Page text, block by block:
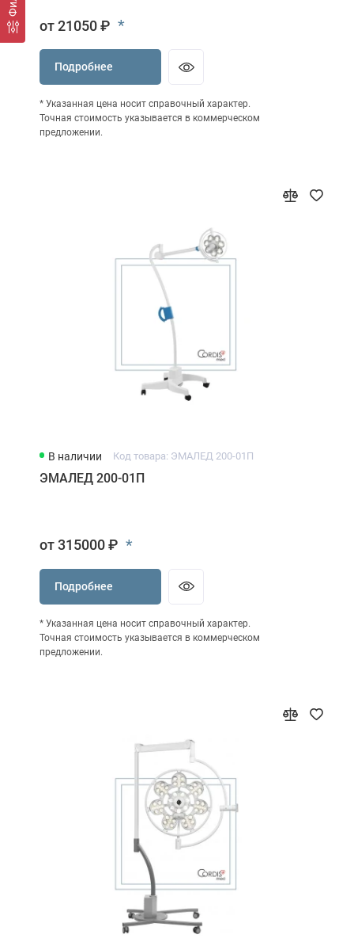
от 21050 ₽ *
Подробнее
* Указанная цена носит справочный характер.
Точная стоимость указывается в коммерческом
предложении.
В наличии Код товара: ЭМАЛЕД 200-01П
ЭМАЛЕД 200-01П
от 315000 ₽ *
Подробнее
* Указанная цена носит справочный характер.
Точная стоимость указывается в коммерческом
предложении.